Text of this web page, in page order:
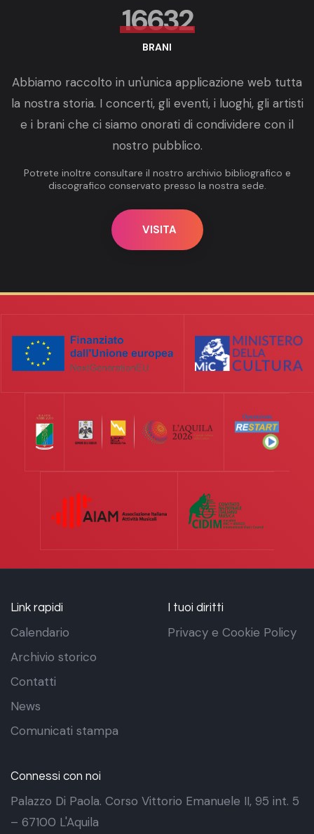
16632
BRANI
Abbiamo raccolto in un'unica applicazione web tutta
la nostra storia. I concerti, gli eventi, i luoghi, gli artisti
e i brani che ci siamo onorati di condividere con il
nostro pubblico.
Potrete inoltre consultare il nostro archivio bibliografico e
discografico conservato presso la nostra sede.
VISITA
Link rapidi
Calendario
Archivio storico
Contatti
News
Comunicati stampa
I tuoi diritti
Privacy e Cookie Policy
Connessi con noi
Palazzo Di Paola. Corso Vittorio Emanuele II, 95 int. 5
– 67100 L'Aquila